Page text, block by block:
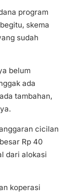
program
skema
sudah
belum
ada
tambahan,
cicilan
Rp 40
dari alokasi
koperasi